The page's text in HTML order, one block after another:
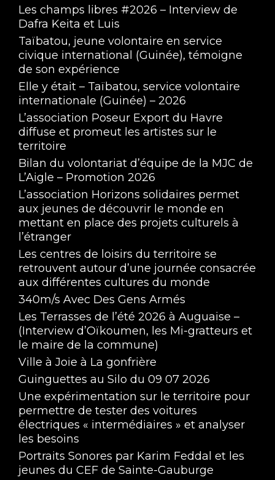
Les champs libres #2026 – Interview de
Dafra Keita et Luis
Taïbatou, jeune volontaire en service
civique international (Guinée), témoigne
de son expérience
Elle y était – Taïbatou, service volontaire
internationale (Guinée) – 2026
L’association Poseur Export du Havre
diffuse et promeut les artistes sur le
territoire
Bilan du volontariat d’équipe de la MJC de
L’Aigle – Promotion 2026
L’association Horizons solidaires permet
aux jeunes de découvrir le monde en
mettant en place des projets culturels à
l’étranger
Les centres de loisirs du territoire se
retrouvent autour d’une journée consacrée
aux différentes cultures du monde
340m/s Avec Des Gens Armés
Les Terrasses de l’été 2026 à Auguaise –
(Interview d’Oïkoumen, les Mi-gratteurs et
le maire de la commune)
Ville à Joie à La gonfrière
Guinguettes au Silo du 09 07 2026
Une expérimentation sur le territoire pour
permettre de tester des voitures
électriques « intermédiaires » et analyser
les besoins
Portraits Sonores par Karim Feddal et les
jeunes du CEF de Sainte-Gauburge